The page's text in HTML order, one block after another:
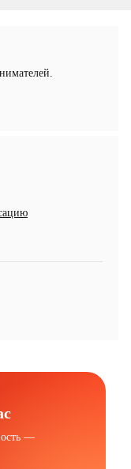
—